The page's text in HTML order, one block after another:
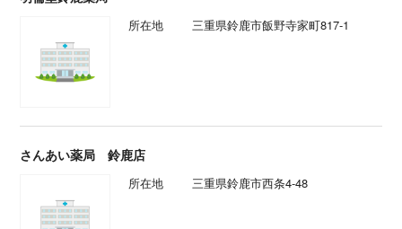
所在地 三重県鈴鹿市飯野寺家町817-1
さんあい薬局 鈴鹿店
所在地 三重県鈴鹿市西条4-48